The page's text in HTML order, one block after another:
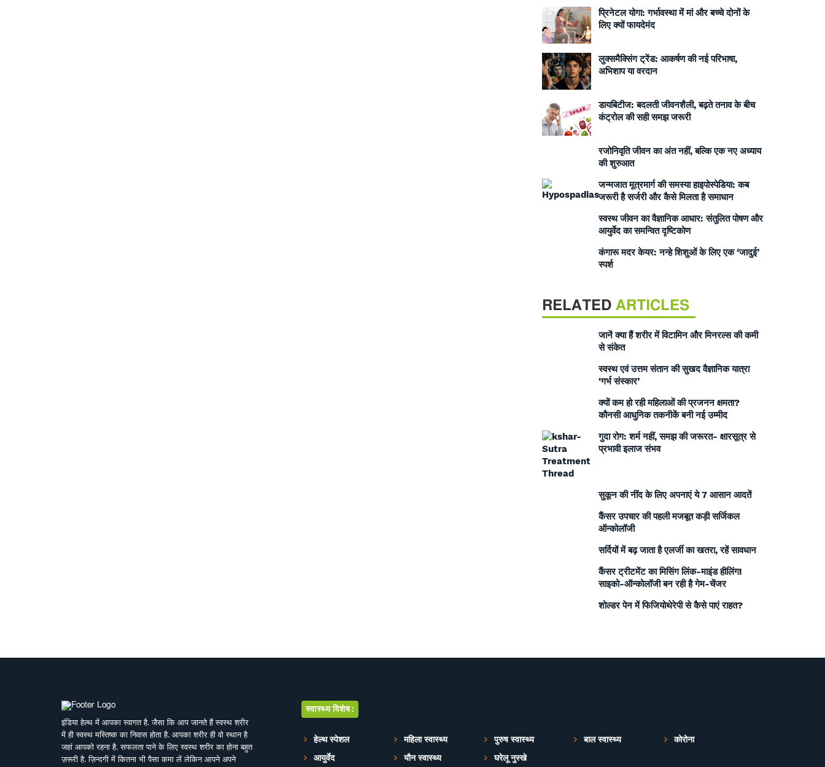
प्रिनेटल योगा: गर्भावस्था में मां और बच्चे दोनों के
लिए क्यों फायदेमंद
लुक्समैक्सिंग ट्रेंड: आकर्षण की नई परिभाषा,
अभिशाप या वरदान
डायबिटीज: बदलती जीवनशैली, बढ़ते तनाव के बीच
कंट्रोल की सही समझ जरूरी
रजोनिवृति जीवन का अंत नहीं, बल्कि एक नए अध्याय
की शुरुआत
जन्मजात मूत्रमार्ग की समस्या हाइपोस्पेडिया: कब
जरूरी है सर्जरी और कैसे मिलता है समाधान
स्वस्थ जीवन का वैज्ञानिक आधार: संतुलित पोषण और
आयुर्वेद का समन्वित दृष्टिकोण
कंगारू मदर केयर: नन्हे शिशुओं के लिए एक ‘जादुई’
स्पर्श
RELATED ARTICLES
जानें क्या हैं शरीर में विटामिन और मिनरल्स की कमी
से संकेत
स्वस्थ एवं उत्तम संतान की सुखद वैज्ञानिक यात्रा
‘गर्भ संस्कार’
क्यों कम हो रही महिलाओं की प्रजनन क्षमता?
कौनसी आधुनिक तकनीकें बनी नई उम्मीद
गुदा रोग: शर्म नहीं, समझ की जरूरत- क्षारसूत्र से
प्रभावी इलाज संभव
सुकून की नींद के लिए अपनाएं ये 7 आसान आदतें
कैंसर उपचार की पहली मजबूत कड़ी सर्जिकल
ऑन्कोलॉजी
सर्दियों में बढ़ जाता है एलर्जी का खतरा, रहें सावधान
कैंसर ट्रीटमेंट का मिसिंग लिंक-माइंड हीलिंग!
साइको-ऑन्कोलॉजी बन रही है गेम-चेंजर
शोल्डर पेन में फिजियोथेरेपी से कैसे पाएं राहत?
इंडिया हेल्थ में आपका स्वागत है. जैसा कि आप जानते हैं स्वस्थ शरीर
में ही स्वस्थ मस्तिष्क का निवास होता है. आपका शरीर ही वो स्थान है
जहां आपको रहना है. सफलता पाने के लिए स्वस्थ शरीर का होना बहुत
ज़रूरी है. ज़िन्दगी में कितना भी पैसा कमा लें लेकिन आपने अपने
स्वास्थ्य विशेष:
हेल्थ स्पेशल महिला स्वास्थ्य पुरुष स्वास्थ्य बाल स्वास्थ्य
कोरोना
आयुर्वेद
यौन स्वास्थ्य घरेलू नुस्खे